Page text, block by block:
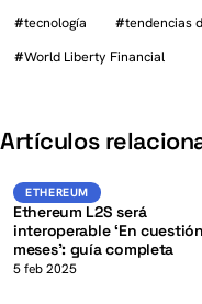
#tecnología #tendencias
#World Liberty Financial
Artículos
ETHEREUM ETH
ETHEREUM
Ethereum L2S será
interoperable ‘En
meses’: guía completa
5 feb 2025